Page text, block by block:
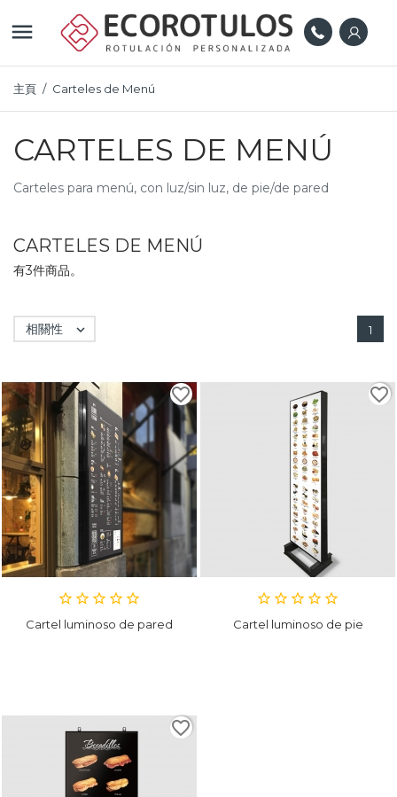

主頁 Carteles de Menú
CARTELES DE MENÚ
Carteles para menú, con luz/sin luz, de pie/de pared
CARTELES DE MENÚ
有3件商品。
相關性  1
Cartel luminoso de pared
favorite_border
Cartel luminoso de pie
favorite_border
favorite_border